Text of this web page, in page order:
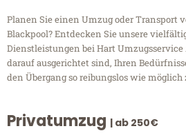
Planen Sie einen Umzug oder Transport
Blackpool? Entdecken Sie unsere
Dienstleistungen bei Hart Umzugsservice
darauf ausgerichtet sind, Ihren
den Übergang so reibungslos wie möglich
Privatumzug | ab 250€